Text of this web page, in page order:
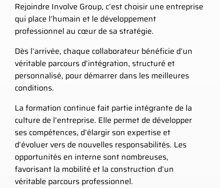
Rejoindre Involve Group, c’est choisir une entreprise
qui place l’humain et le développement
professionnel au cœur de sa stratégie.
Dès l’arrivée, chaque collaborateur bénéficie d’un
véritable parcours d’intégration, structuré et
personnalisé, pour démarrer dans les meilleures
conditions.
La formation continue fait partie intégrante de la
culture de l’entreprise. Elle permet de développer
ses compétences, d’élargir son expertise et
d’évoluer vers de nouvelles responsabilités. Les
opportunités en interne sont nombreuses,
favorisant la mobilité et la construction d’un
véritable parcours professionnel.